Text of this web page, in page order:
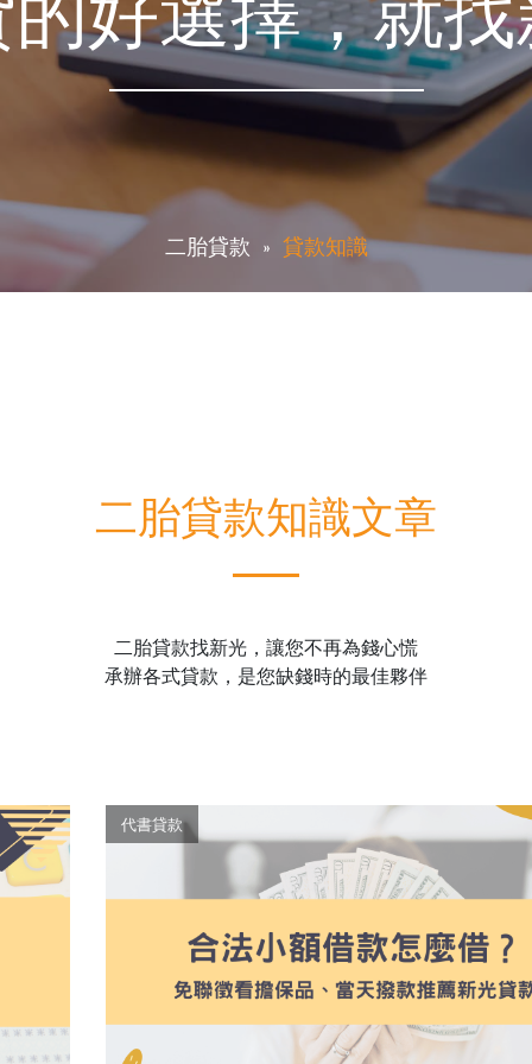
二胎貸款 貸款知識
二胎貸款知識文章
二胎貸款找新光，讓您不再為錢心慌
承辦各式貸款，是您缺錢時的最佳夥伴
代書貸款